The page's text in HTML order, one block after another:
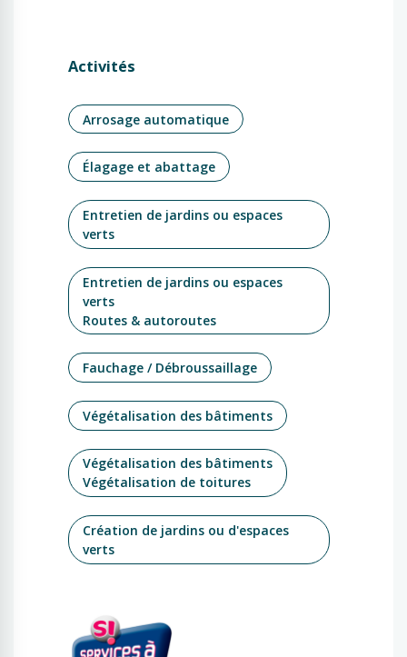
Activités
Arrosage automatique
Élagage et abattage
Entretien de jardins ou espaces
verts
Entretien de jardins ou espaces
verts
Routes & autoroutes
Fauchage / Débroussaillage
Végétalisation des bâtiments
Végétalisation des bâtiments
Végétalisation de toitures
Création de jardins ou d'espaces
verts